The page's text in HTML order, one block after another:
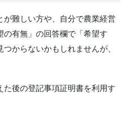
難しい方や、自分で農業経営
有無」の回答欄で「希望す
からないかもしれませんが、
た後の登記事項証明書を利用す